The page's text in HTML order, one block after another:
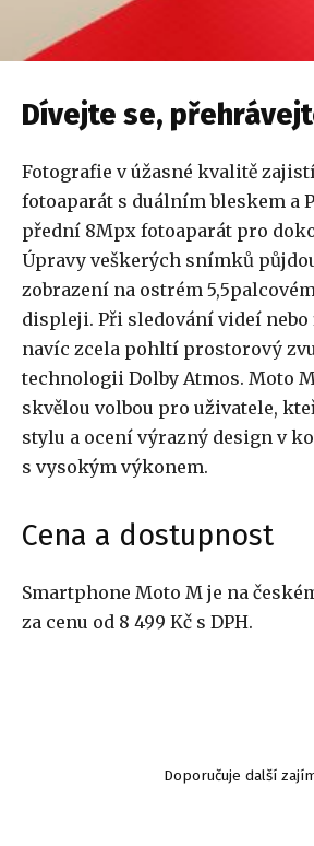
Dívejte se,
Fotografie v úžasné kvalitě
fotoaparát s duálním bleskem a
přední 8Mpx fotoaparát pro
Úpravy veškerých snímků
zobrazení na ostrém
displeji. Při sledování videí
navíc zcela pohltí prostorový
technologii Dolby Atmos. Moto
skvělou volbou pro uživatele,
stylu a ocení výrazný design v
s vysokým výkonem.
Cena a dostupnost
Smartphone Moto M je na
za cenu od 8 499 Kč s DPH.
Doporučuje další